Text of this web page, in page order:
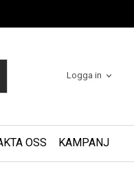
Logga in
OSS KAMPANJ